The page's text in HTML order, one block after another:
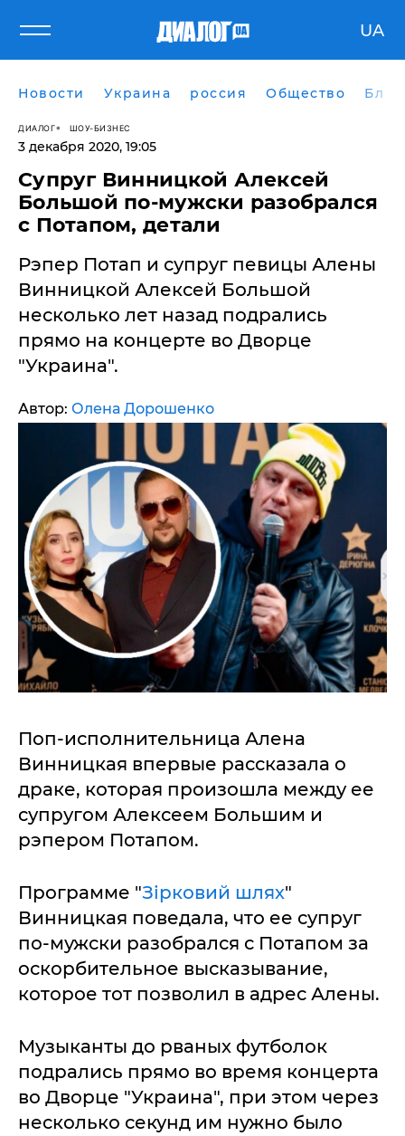
UA
Новости Украина россия Общество
ДИАЛОГ ШОУ-БИЗНЕС
3 декабря 2020, 19:05
Супруг Винницкой Алексей
Большой по-мужски разобрался
с Потапом, детали
Рэпер Потап и супруг певицы Алены
Винницкой Алексей Большой
несколько лет назад подрались
прямо на концерте во Дворце
"Украина".
Автор: Олена Дорошенко
Поп-исполнительница Алена
Винницкая впервые рассказала о
драке, которая произошла между ее
супругом Алексеем Большим и
рэпером Потапом.
Программе "Зірковий шлях"
Винницкая поведала, что ее супруг
по-мужски разобрался с Потапом за
оскорбительное высказывание,
которое тот позволил в адрес Алены.
Музыканты до рваных футболок
подрались прямо во время концерта
во Дворце "Украина", при этом через
несколько секунд им нужно было